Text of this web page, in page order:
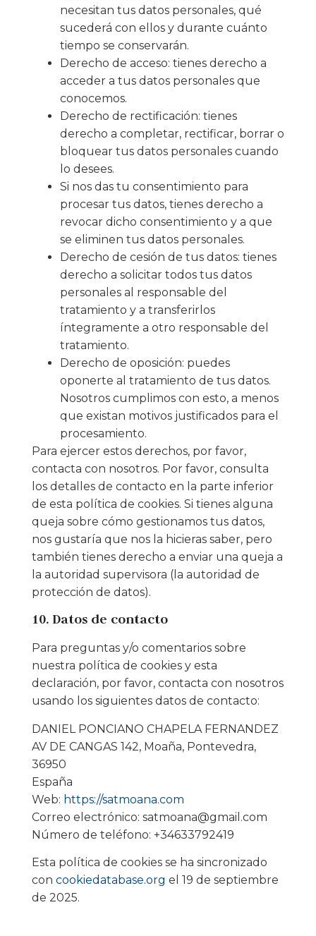
necesitan tus datos personales, qué
sucederá con ellos y durante cuánto
tiempo se conservarán.
Derecho de acceso: tienes derecho a
acceder a tus datos personales que
conocemos.
Derecho de rectificación: tienes
derecho a completar, rectificar, borrar o
bloquear tus datos personales cuando
lo desees.
Si nos das tu consentimiento para
procesar tus datos, tienes derecho a
revocar dicho consentimiento y a que
se eliminen tus datos personales.
Derecho de cesión de tus datos: tienes
derecho a solicitar todos tus datos
personales al responsable del
tratamiento y a transferirlos
íntegramente a otro responsable del
tratamiento.
Derecho de oposición: puedes
oponerte al tratamiento de tus datos.
Nosotros cumplimos con esto, a menos
que existan motivos justificados para el
procesamiento.
Para ejercer estos derechos, por favor,
contacta con nosotros. Por favor, consulta
los detalles de contacto en la parte inferior
de esta política de cookies. Si tienes alguna
queja sobre cómo gestionamos tus datos,
nos gustaría que nos la hicieras saber, pero
también tienes derecho a enviar una queja a
la autoridad supervisora (la autoridad de
protección de datos).
10. Datos de contacto
Para preguntas y/o comentarios sobre
nuestra política de cookies y esta
declaración, por favor, contacta con nosotros
usando los siguientes datos de contacto:
DANIEL PONCIANO CHAPELA FERNANDEZ
AV DE CANGAS 142, Moaña, Pontevedra,
36950
España
Web: https://satmoana.com
Correo electrónico: satmoana@gmail.com
Número de teléfono: +34633792419
Esta política de cookies se ha sincronizado
con cookiedatabase.org el 19 de septiembre
de 2025.